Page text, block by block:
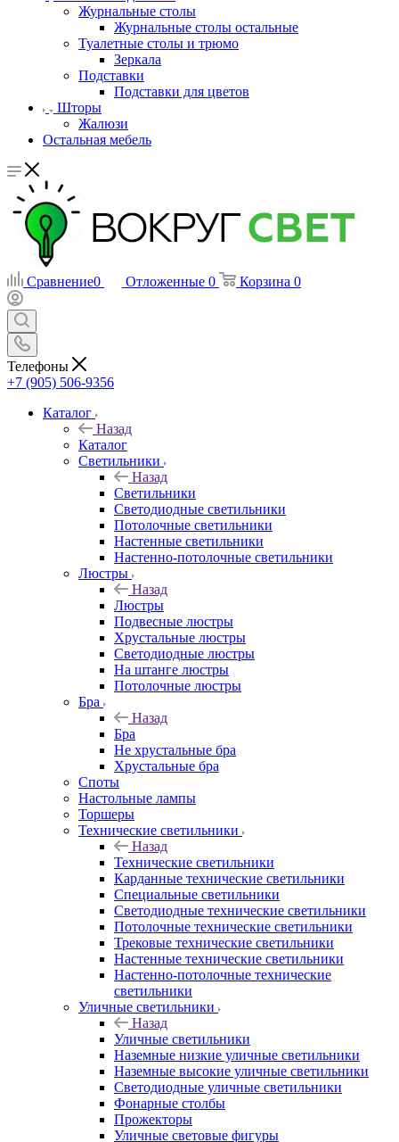
Журнальные столы
Журнальные столы остальные
Туалетные столы и трюмо
Зеркала
Подставки
Подставки для цветов
Шторы
Жалюзи
Остальная мебель
Сравнение0 Отложенные 0 Корзина 0
Телефоны
+7 (905) 506-9356
Каталог
Назад
Каталог
Светильники
Назад
Светильники
Светодиодные светильники
Потолочные светильники
Настенные светильники
Настенно-потолочные светильники
Люстры
Назад
Люстры
Подвесные люстры
Хрустальные люстры
Светодиодные люстры
На штанге люстры
Потолочные люстры
Бра
Назад
Бра
Не хрустальные бра
Хрустальные бра
Споты
Настольные лампы
Торшеры
Технические светильники
Назад
Технические светильники
Карданные технические светильники
Специальные светильники
Светодиодные технические светильники
Потолочные технические светильники
Трековые технические светильники
Настенные технические светильники
Настенно-потолочные технические
светильники
Уличные светильники
Назад
Уличные светильники
Наземные низкие уличные светильники
Наземные высокие уличные светильники
Светодиодные уличные светильники
Фонарные столбы
Прожекторы
Уличные световые фигуры